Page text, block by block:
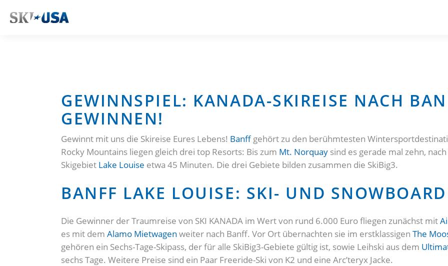
GEWINNSPIEL: KANADA-SKIREISE NACH
GEWINNEN!
Gewinnt mit uns die Skireise Eures Lebens! Banffgehört zu den berühmtesten
Rocky Mountains liegen gleich drei top Resorts: Bis zum Mt. Norquay sind es gerade mal zehn, nach
Skigebiet Lake Louise etwa 45 Minuten. Die drei Gebiete bilden zusammen die SkiBig3.
BANFF LAKE LOUISE: SKI- UND
Die Gewinner der Traumreise von SKI KANADA im Wert von rund 6.000 Euro fliegen zunächst mit
es mit dem Alamo Mietwagen weiter nach Banff. Vor Ort übernachten sie im erstklassigen The
gehören ein Sechs-Tage-Skipass, der für alle SkiBig3-Gebiete gültig ist, sowie Leihski aus dem
sechs Tage. Weitere Preise sind ein Paar Freeride-Ski von K2 und eine Arc’teryx Jacke.